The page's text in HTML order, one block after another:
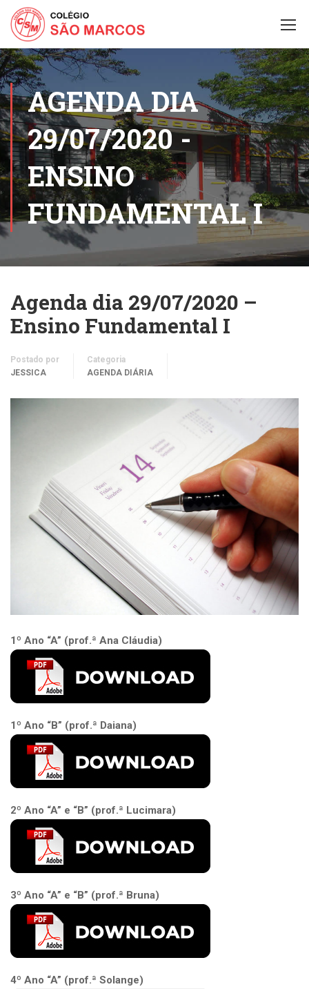
AGENDA DIA
29/07/2020 -
ENSINO
FUNDAMENTAL I
Agenda dia 29/07/2020 –
Ensino Fundamental I
Postado por
JESSICA
Categoria
AGENDA DIÁRIA
1º Ano “A” (prof.ª Ana Cláudia)
1º Ano “B” (prof.ª Daiana)
2º Ano “A” e “B” (prof.ª Lucimara)
3º Ano “A” e “B” (prof.ª Bruna)
4º Ano “A” (prof.ª Solange)